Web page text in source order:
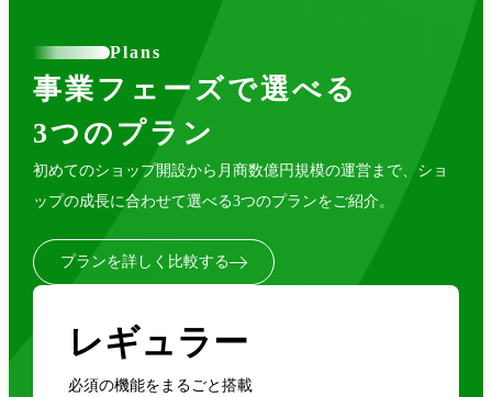
Plans
事業フェーズで選べる
3つのプラン
初めてのショップ開設から月商数億円規模の運営まで、ショ
ップの成長に合わせて選べる3つのプランをご紹介。
プランを詳しく比較する
レギュラー
必須の機能をまるごと搭載